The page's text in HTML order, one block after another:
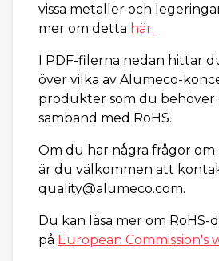
vissa metaller och
mer om detta här.
I PDF-filerna nedan hittar
över vilka av Alumeco-
produkter som du behöver
samband med RoHS.
Om du har några frågor
är du välkommen att
quality@alumeco.com.
Du kan läsa mer om RoHS-
på European Commission's